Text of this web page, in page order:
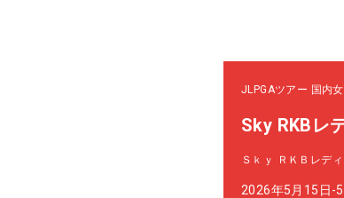
JLPGAツアー 国内
Sky RKBレ
Ｓｋｙ ＲＫＢレデ
2026年5月15日-